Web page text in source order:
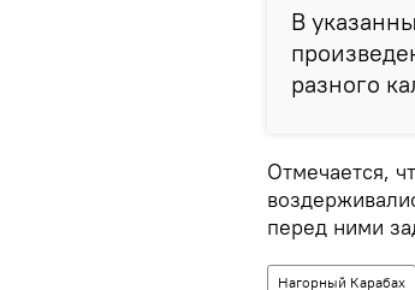
В
разного
Отмечается,
перед ними
Нагорный Карабах